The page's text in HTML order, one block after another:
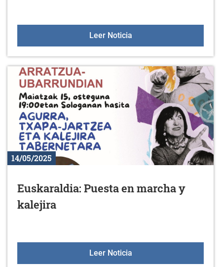
Leer NoticiaEl Parque Natural de
14/05/2025
Euskaraldia: Puesta en marcha y
kalejira
Leer NoticiaEuskaraldia: Puesta en